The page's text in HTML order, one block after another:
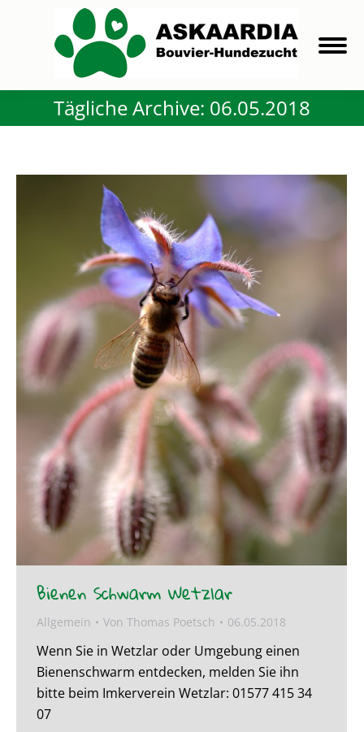
Tägliche Archive: 06.05.2018
Bienen Schwarm Wetzlar
Allgemein Von Thomas Poetsch 06.05.2018
Wenn Sie in Wetzlar oder Umgebung einen
Bienenschwarm entdecken, melden Sie ihn
bitte beim Imkerverein Wetzlar: 01577 415 34
07